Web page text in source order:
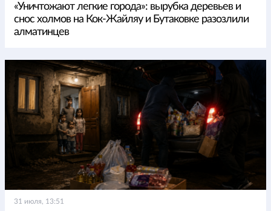
«Уничтожают легкие города»: вырубка деревьев и
снос холмов на Кок-Жайляу и Бутаковке разозлили
алматинцев
31 июля, 13:51